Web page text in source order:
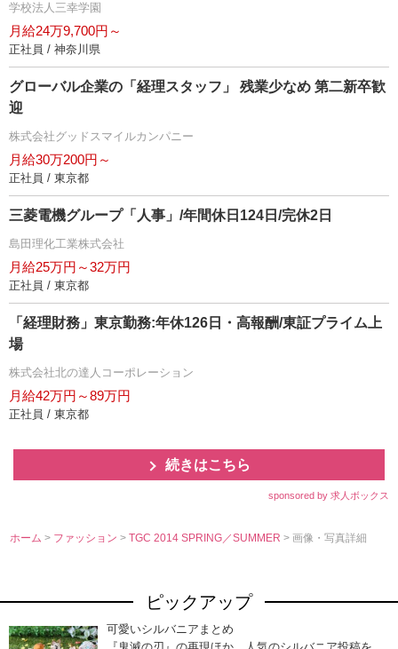
学校法人三幸学園
月給24万9,700円～
正社員 / 神奈川県
グローバル企業の「経理スタッフ」 残業少なめ 第二新卒歓
迎
株式会社グッドスマイルカンパニー
月給30万200円～
正社員 / 東京都
三菱電機グループ「人事」/年間休日124日/完休2日
島田理化工業株式会社
月給25万円～32万円
正社員 / 東京都
「経理財務」東京勤務:年休126日・高報酬/東証プライム上
場
株式会社北の達人コーポレーション
月給42万円～89万円
正社員 / 東京都
続きはこちら
sponsored by 求人ボックス
ホーム > ファッション>TGC 2014 SPRING／SUMMER> 画像・写真詳細
ピックアップ
可愛いシルバニアまとめ